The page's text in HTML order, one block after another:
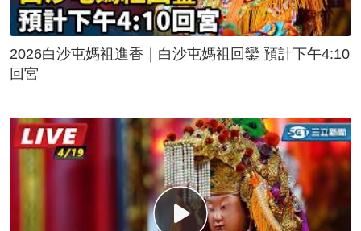
2026白沙屯媽祖進香｜白沙屯媽祖回鑾 預計下午4:10
回宮